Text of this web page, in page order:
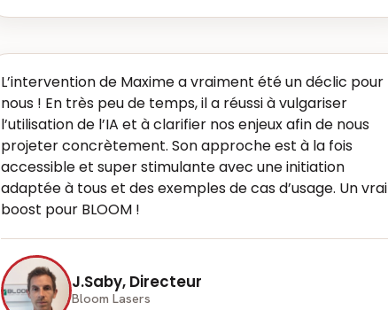
L’intervention de Maxime a vraiment été un déclic pour
nous ! En très peu de temps, il a réussi à vulgariser
l’utilisation de l’IA et à clarifier nos enjeux afin de nous
projeter concrètement. Son approche est à la fois
accessible et super stimulante avec une initiation
adaptée à tous et des exemples de cas d’usage. Un vrai
boost pour BLOOM !
J.Saby, Directeur
Bloom Lasers